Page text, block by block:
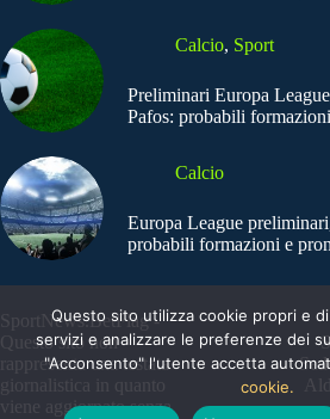
Calcio, Sport
Preliminari Europa
Pafos: probabili
Calcio
Europa League
probabili formazioni e
SportNews.BetFlag -
Questo sito non
rappresenta una testata
giornalistica in quanto
viene aggiornato senza
Questo sito utilizza cookie propri e
servizi e analizzare le preferenze dei
"Acconsento" l'utente accetta
cookie.